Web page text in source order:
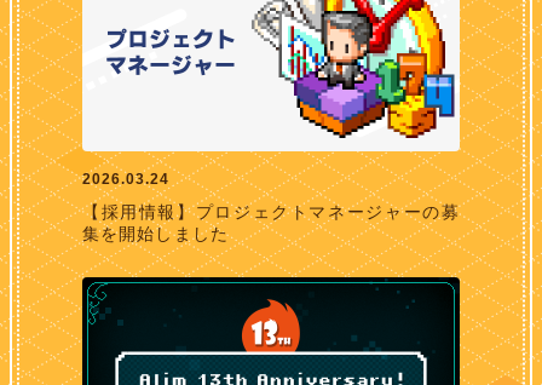
2026.03.24
【採用情報】プロジェクトマネージャーの募
集を開始しました